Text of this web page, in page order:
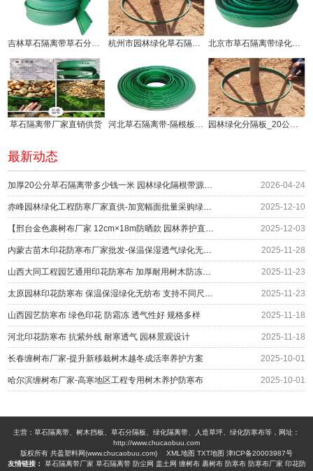
吉林草石隔离带草石分隔板生产厂家 杭州市园林绿化草石隔离带价钱! 北京市草石隔离带绿化分隔带厂家
草石隔离带厂家直销供货 河北草石隔离带-隔根板使用方法! 园林绿化分隔板_20公分草石隔离带厂家供应
最新动态
加厚20公分草石隔离带多少钱一米 园林绿化隔根带源头供应 2026-04-24
赤峰园林绿化工程防寒厂家直供-加宽幅面批量采购绿化防护 2025-12-10
【邢台金色裹树布厂家 12cm×18m防晒款 园林养护直供】 2025-12-03
内蒙古苗木印花防寒布厂家批发-保温保湿透气绿化无纺布围挡 2025-11-28
山西大同工程园艺通用印花防寒布 加厚耐用树木防冻绿布 冬季防护材料厂家 2025-11-23
太原园林印花防寒布 保温保湿绿化无纺布 支持不同尺寸定制 编织布生产厂家 2025-11-23
山西园艺防寒布 绿色印花 防霜冻 透气性好 规格多样 2025-11-18
河北印花防寒布 抗紫外线 耐寒透气 园林景观设计 2025-11-18
长春缠树布厂家-提升新移栽树木越冬成活率养护方案 2025-10-01
哈尔滨缠树布厂家-高寒地区工程专用树木养护防寒布 2025-10-01
主营：草石隔离带、树木挡板、草石分隔板、绿化隔离带、人造草坪、绿化防寒布等，网址：
http://www.chucaobuu.com
版权所有 共盈塑料网(www.chucaobuu.com) XML地图 TXT地图 津ICP备20003987号
友情链接：
草石隔离带厂家 草石隔离带 防尘网 盖土网 缠树布 裹树布 防寒布 防寒布厂家 印花防